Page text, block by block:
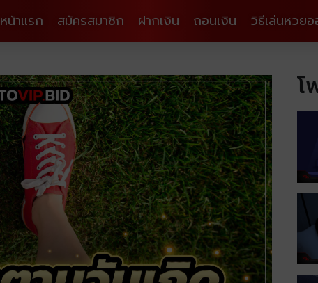
หน้าแรก สมัครสมาชิก ฝากเงิน ถอนเงิน วิธีเล่นหวย
โ